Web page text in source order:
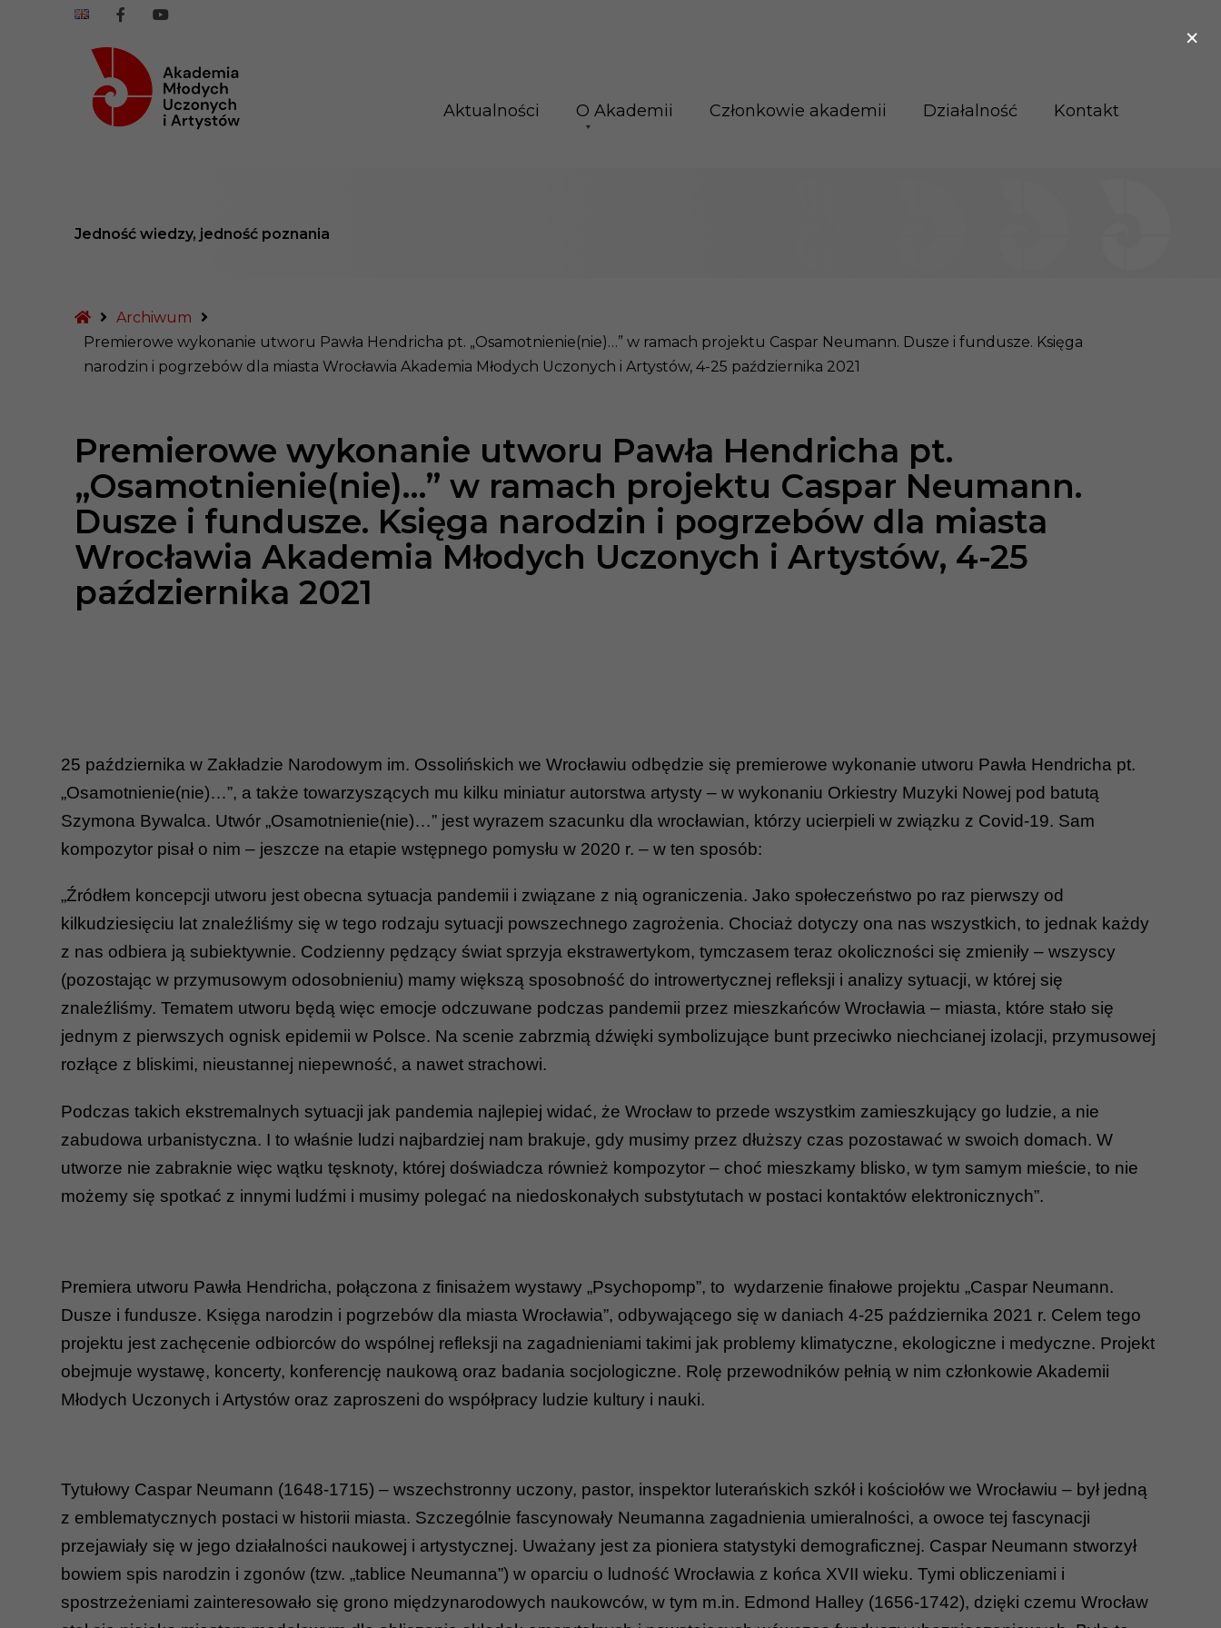
do treści
AMUiA
na
Facebook
na
Youtube Aktualności O Akademii Członkowie akademii Działalność Kontakt
Jedność wiedzy, jedność poznania
Strona
główna
Archiwum
Premierowe wykonanie utworu Pawła Hendricha pt. „Osamotnienie(nie)…” w ramach projektu Caspar Neumann. Dusze i fundusze. Księga
narodzin i pogrzebów dla miasta Wrocławia Akademia Młodych Uczonych i Artystów, 4-25 października 2021
Premierowe wykonanie utworu Pawła Hendricha pt.
„Osamotnienie(nie)…” w ramach projektu Caspar Neumann.
Dusze i fundusze. Księga narodzin i pogrzebów dla miasta
Wrocławia Akademia Młodych Uczonych i Artystów, 4-25
października 2021
25 października w Zakładzie Narodowym im. Ossolińskich we Wrocławiu odbędzie się premierowe wykonanie utworu Pawła Hendricha pt.
„Osamotnienie(nie)…”, a także towarzyszących mu kilku miniatur autorstwa artysty – w wykonaniu Orkiestry Muzyki Nowej pod batutą
Szymona Bywalca. Utwór „Osamotnienie(nie)…” jest wyrazem szacunku dla wrocławian, którzy ucierpieli w związku z Covid-19. Sam
kompozytor pisał o nim – jeszcze na etapie wstępnego pomysłu w 2020 r. – w ten sposób:
„Źródłem koncepcji utworu jest obecna sytuacja pandemii i związane z nią ograniczenia. Jako społeczeństwo po raz pierwszy od
kilkudziesięciu lat znaleźliśmy się w tego rodzaju sytuacji powszechnego zagrożenia. Chociaż dotyczy ona nas wszystkich, to jednak każdy
z nas odbiera ją subiektywnie. Codzienny pędzący świat sprzyja ekstrawertykom, tymczasem teraz okoliczności się zmieniły – wszyscy
(pozostając w przymusowym odosobnieniu) mamy większą sposobność do introwertycznej refleksji i analizy sytuacji, w której się
znaleźliśmy. Tematem utworu będą więc emocje odczuwane podczas pandemii przez mieszkańców Wrocławia – miasta, które stało się
jednym z pierwszych ognisk epidemii w Polsce. Na scenie zabrzmią dźwięki symbolizujące bunt przeciwko niechcianej izolacji, przymusowej
rozłące z bliskimi, nieustannej niepewność, a nawet strachowi.
Podczas takich ekstremalnych sytuacji jak pandemia najlepiej widać, że Wrocław to przede wszystkim zamieszkujący go ludzie, a nie
zabudowa urbanistyczna. I to właśnie ludzi najbardziej nam brakuje, gdy musimy przez dłuższy czas pozostawać w swoich domach. W
utworze nie zabraknie więc wątku tęsknoty, której doświadcza również kompozytor – choć mieszkamy blisko, w tym samym mieście, to nie
możemy się spotkać z innymi ludźmi i musimy polegać na niedoskonałych substytutach w postaci kontaktów elektronicznych”.
Premiera utworu Pawła Hendricha, połączona z finisażem wystawy „Psychopomp”, to wydarzenie finałowe projektu „Caspar Neumann.
Dusze i fundusze. Księga narodzin i pogrzebów dla miasta Wrocławia”, odbywającego się w daniach 4-25 października 2021 r. Celem tego
projektu jest zachęcenie odbiorców do wspólnej refleksji na zagadnieniami takimi jak problemy klimatyczne, ekologiczne i medyczne. Projekt
obejmuje wystawę, koncerty, konferencję naukową oraz badania socjologiczne. Rolę przewodników pełnią w nim członkowie Akademii
Młodych Uczonych i Artystów oraz zaproszeni do współpracy ludzie kultury i nauki.
Tytułowy Caspar Neumann (1648-1715) – wszechstronny uczony, pastor, inspektor luterańskich szkół i kościołów we Wrocławiu – był jedną
z emblematycznych postaci w historii miasta. Szczególnie fascynowały Neumanna zagadnienia umieralności, a owoce tej fascynacji
przejawiały się w jego działalności naukowej i artystycznej. Uważany jest za pioniera statystyki demograficznej. Caspar Neumann stworzył
bowiem spis narodzin i zgonów (tzw. „tablice Neumanna”) w oparciu o ludność Wrocławia z końca XVII wieku. Tymi obliczeniami i
spostrzeżeniami zainteresowało się grono międzynarodowych naukowców, w tym m.in. Edmond Halley (1656-1742), dzięki czemu Wrocław
×